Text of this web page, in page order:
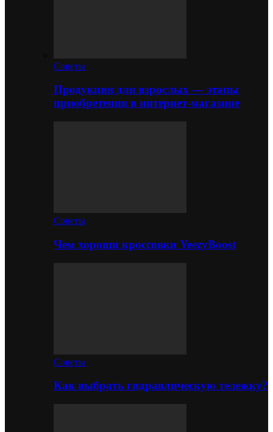
Советы
Продукция для взрослых — этапы
приобретения в интернет-магазине
Советы
Чем хороши кроссовки YeezyBoost
Советы
Как выбрать гидравлическую тележку?